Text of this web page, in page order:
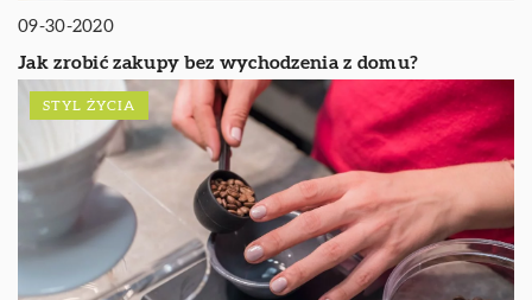
09-30-2020
Jak zrobić zakupy bez wychodzenia z domu?
STYL ŻYCIA